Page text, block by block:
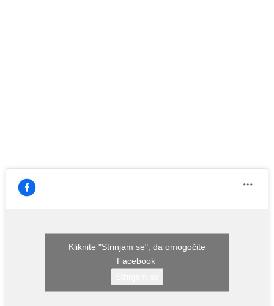
Kliknite "Strinjam se", da omogočite
Facebook